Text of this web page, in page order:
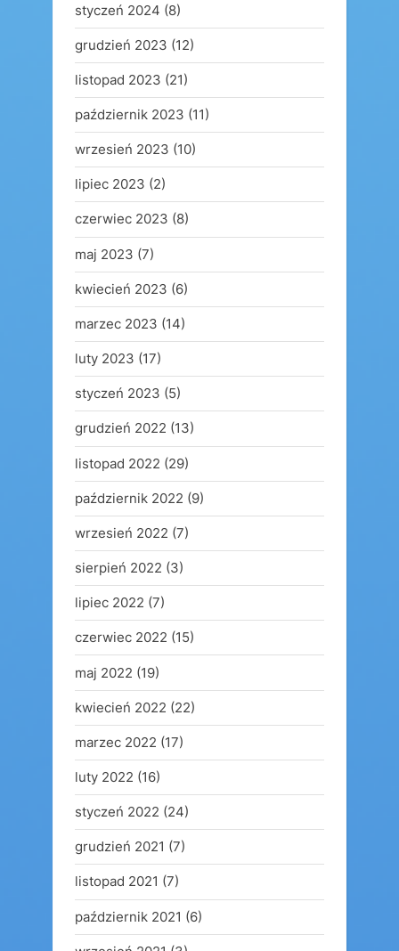
styczeń 2024 (8)
grudzień 2023 (12)
listopad 2023 (21)
październik 2023 (11)
wrzesień 2023 (10)
lipiec 2023 (2)
czerwiec 2023 (8)
maj 2023 (7)
kwiecień 2023 (6)
marzec 2023 (14)
luty 2023 (17)
styczeń 2023 (5)
grudzień 2022 (13)
listopad 2022 (29)
październik 2022 (9)
wrzesień 2022 (7)
sierpień 2022 (3)
lipiec 2022 (7)
czerwiec 2022 (15)
maj 2022 (19)
kwiecień 2022 (22)
marzec 2022 (17)
luty 2022 (16)
styczeń 2022 (24)
grudzień 2021 (7)
listopad 2021 (7)
październik 2021 (6)